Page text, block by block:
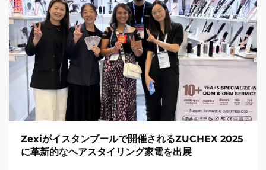
Zexiがイスタンブールで開催されるZUCHEX 2025
に革新的なヘアスタイリング家電を出展